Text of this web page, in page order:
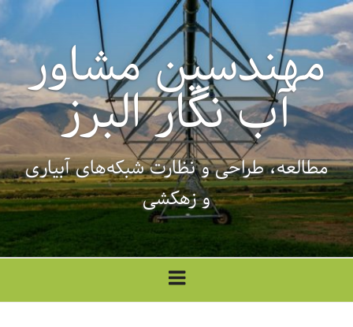
رفتن
به
محتوامهندسین مشاور
آب نگار البرز
مطالعه، طراحی‌ و نظارت شبکه‌های آبیاری
و زهکشی